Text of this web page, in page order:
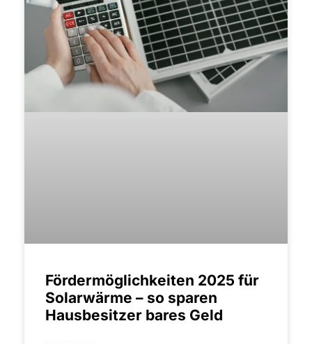
Fördermöglichkeiten 2025 für
Solarwärme – so sparen
Hausbesitzer bares Geld